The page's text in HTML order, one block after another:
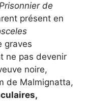
de
présent en
graves
ne pas devenir
noire,
de Malmignatta,